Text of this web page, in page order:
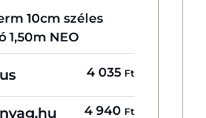
10cm széles
1,50m NEO
4 035 Ft
4 940 Ft